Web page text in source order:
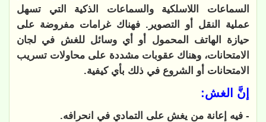
السماعات اللاسلكية والسماعات الذكية التي تسهل
عملية النقل أو التصوير. فهناك غرامات مفروضة على
حيازة الهاتف المحمول أو أي وسائل للغش في لجان
الامتحانات، وهناك عقوبات مشددة على محاولات تسريب
الامتحانات أو الشروع في ذلك بأي كيفية.
إنَّ الغش:
- فيه إعانة من يغش على التمادي في انحرافه.